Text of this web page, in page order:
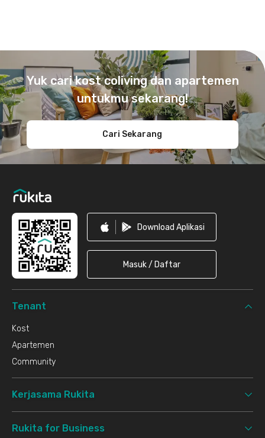
Yuk cari kost coliving dan apartemen
untukmu sekarang!
Cari Sekarang
Download Aplikasi
Masuk / Daftar
Tenant
Kost
Apartemen
Community
Kerjasama Rukita
Rukita for Business